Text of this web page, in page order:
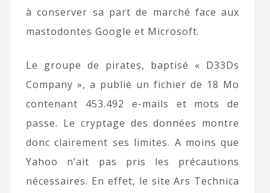
à conserver sa part de marché face aux
mastodontes Google et Microsoft.
Le groupe de pirates, baptisé « D33Ds
Company », a publié un fichier de 18 Mo
contenant 453.492 e-mails et mots de
passe. Le cryptage des données montre
donc clairement ses limites. A moins que
Yahoo n’ait pas pris les précautions
nécessaires. En effet, le site Ars Technica